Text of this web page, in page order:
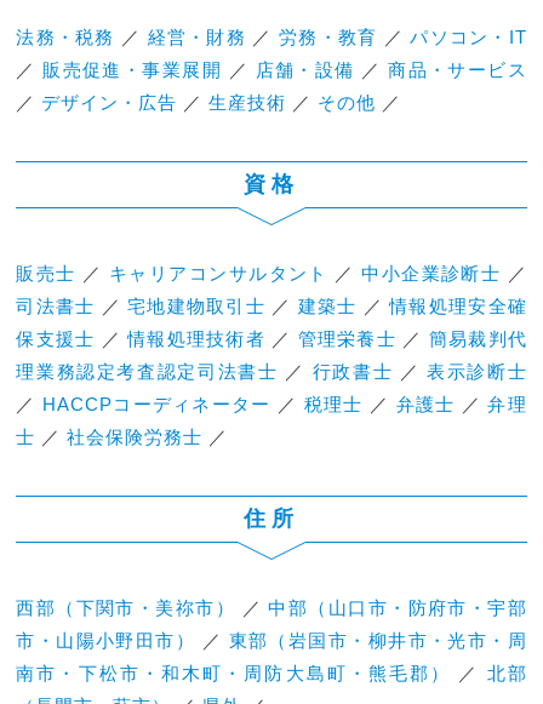
法務・税務 ／ 経営・財務 ／ 労務・教育 ／パソコン・IT
／ 販売促進・事業展開 ／ 店舗・設備 ／商品・サービス
／ デザイン・広告 ／生産技術 ／ その他 ／
資格
販売士 ／ キャリアコンサルタント ／中小企業診断士 ／
司法書士 ／宅地建物取引士 ／ 建築士 ／情報処理安全確
保支援士 ／情報処理技術者 ／ 管理栄養士 ／ 簡易裁判代
理業務認定考査認定司法書士 ／ 行政書士 ／表示診断士
／ HACCPコーディネーター ／ 税理士 ／ 弁護士 ／弁理
士 ／社会保険労務士 ／
住所
西部（下関市・美祢市） ／中部（山口市・防府市・宇部
市・山陽小野田市）
／ 東部（岩国市・柳井市・光市・周
南市・下松市・和木町・周防大島町・熊毛郡）
／ 北部